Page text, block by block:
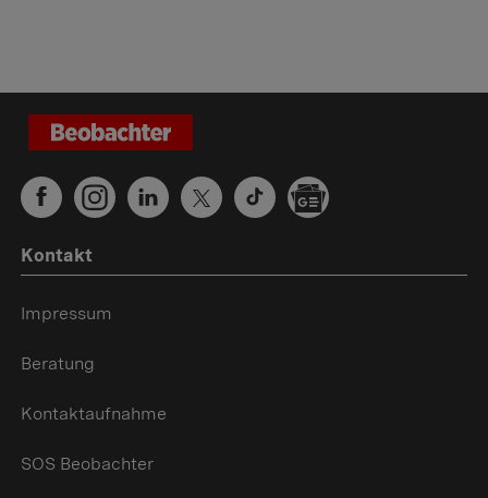
Kontakt
Impressum
Beratung
Kontaktaufnahme
SOS Beobachter